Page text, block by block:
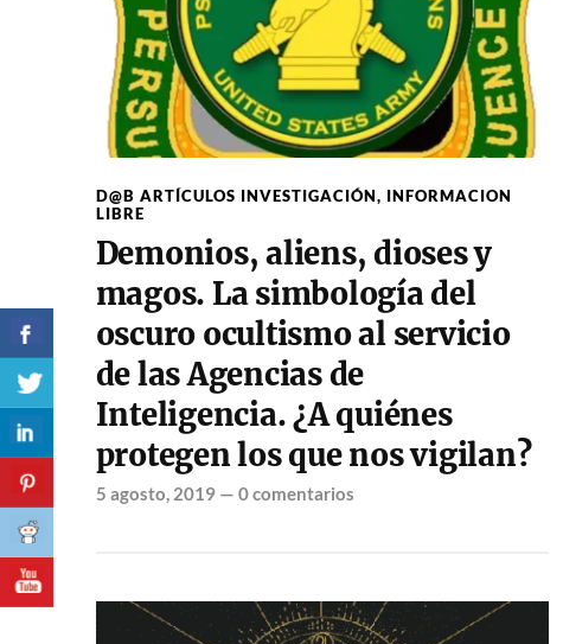
D@B ARTÍCULOS INVESTIGACIÓN, INFORMACION
LIBRE
Demonios, aliens, dioses y
magos. La simbología del
oscuro ocultismo al servicio
de las Agencias de
Inteligencia. ¿A quiénes
protegen los que nos vigilan?
5 agosto, 2019— 0 comentarios